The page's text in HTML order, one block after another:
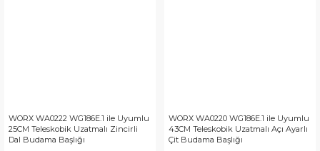
WORX WA0222 WG186E.1 ile Uyumlu
25CM Teleskobik Uzatmalı Zincirli
Dal Budama Başlığı
WORX WA0220 WG186E.1 ile Uyumlu
43CM Teleskobik Uzatmalı Açı Ayarlı
Çit Budama Başlığı